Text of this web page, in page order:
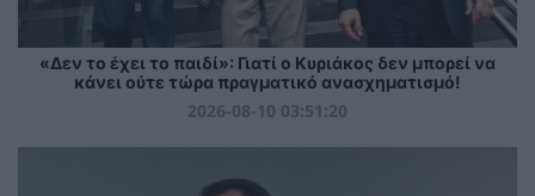
«Δεν το έχει το παιδί»: Γιατί ο Κυριάκος δεν μπορεί να
κάνει ούτε τώρα πραγματικό ανασχηματισμό!
2026-08-10 03:51:20